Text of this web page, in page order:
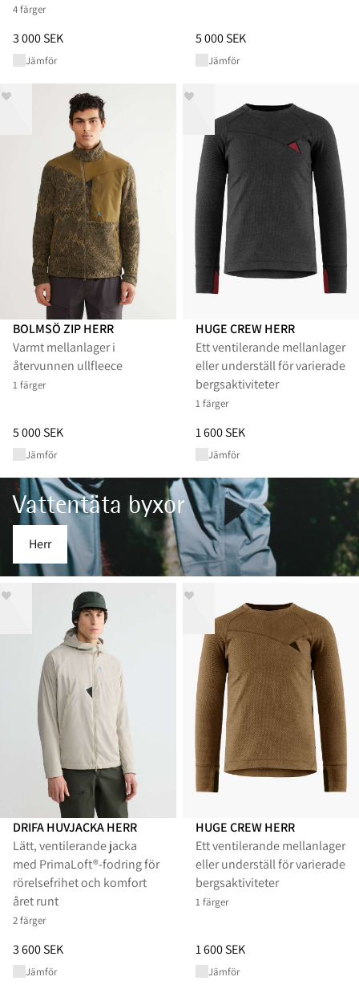
4 färger
Pris:3 000 SEK, sänkt från 3 000 SEK
3 000 SEK
Jämför
Pris:5 000 SEK, sänkt från 5
5 000 SEK
Jämför
BOLMSÖ ZIP HERR
Varmt mellanlager i
återvunnen ullfleece
1 färger
Pris:5 000 SEK, sänkt från 5 000 SEK
5 000 SEK
Jämför
HUGE CREW HERR
Ett ventilerande mellanlager
eller underställ för varierade
bergsaktiviteter
1 färger
Pris:1 600 SEK, sänkt från 1
1 600 SEK
Jämför
Vattentäta byxor
Herr
DRIFA HUVJACKA HERR
Lätt, ventilerande jacka
med PrimaLoft®-fodring för
rörelsefrihet och komfort
året runt
2 färger
Pris:3 600 SEK, sänkt från 3 600 SEK
3 600 SEK
Jämför
HUGE CREW HERR
Ett ventilerande mellanlager
eller underställ för varierade
bergsaktiviteter
1 färger
Pris:1 600 SEK, sänkt från 1
1 600 SEK
Jämför